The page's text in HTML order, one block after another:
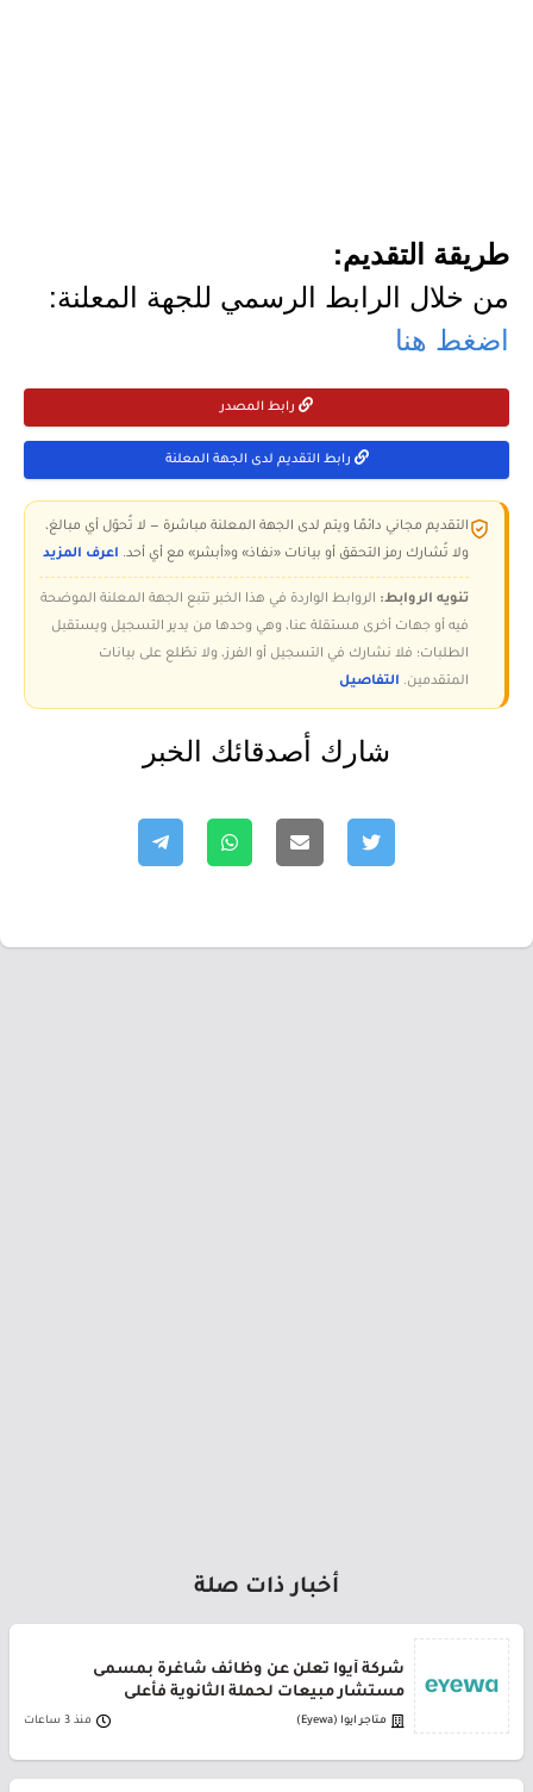
طريقة التقديم:
من خلال الرابط الرسمي للجهة المعلنة:
اضغط هنا
رابط المصدر
رابط التقديم لدى الجهة المعلنة
التقديم مجاني دائمًا ويتم لدى الجهة المعلنة مباشرة — لا تُحوّل أي مبالغ،
ولا تُشارك رمز التحقق أو بيانات «نفاذ» و«أبشر» مع أي أحد. اعرف المزيد
تنويه الروابط: الروابط الواردة في هذا الخبر تتبع الجهة المعلنة الموضحة
فيه أو جهات أخرى مستقلة عنا، وهي وحدها من يدير التسجيل ويستقبل
الطلبات؛ فلا نشارك في التسجيل أو الفرز، ولا نطّلع على بيانات
المتقدمين. التفاصيل
شارك أصدقائك الخبر
أخبار ذات صلة
شركة أيوا تعلن عن وظائف شاغرة بمسمى
مستشار مبيعات لحملة الثانوية فأعلى
متاجر ايوا (Eyewa) منذ 3 ساعات